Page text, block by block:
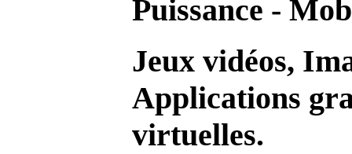
Puissance -
Jeux vidéos,
Applications
virtuelles.